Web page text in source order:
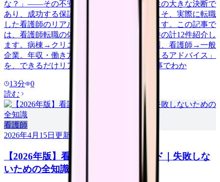
な？」——その不安、当然です。転職は人生の大きな決断で
あり、成功する保証はありません。だからこそ、実際に転職
した看護師のリアルな体験談が参考になります。この記事で
は、看護師転職の体験談を成功6件・失敗6件の計12件紹介し
ます。病棟→クリニック、急性期→訪問看護、看護師→一般
企業。年収・働き方の変化と「今だから言えるアドバイス」
を、できるだけリアルに伝えます。 この記事でわか
13分
0
読む
看護師
2026年4月15日 更新
【2026年版】看護師転職の完全ガイド｜失敗しな
いための全知識